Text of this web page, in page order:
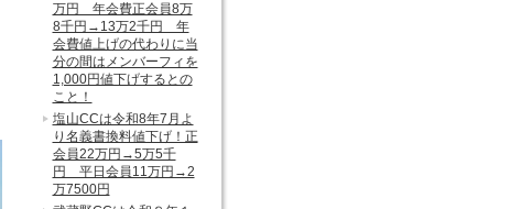
万円 年会費正会員8万
8千円→13万2千円 年
会費値上げの代わりに当
分の間はメンバーフィを
1,000円値下げするとの
こと！
塩山CCは令和8年7月よ
り名義書換料値下げ！正
会員22万円→5万5千
円 平日会員11万円→2
万7500円